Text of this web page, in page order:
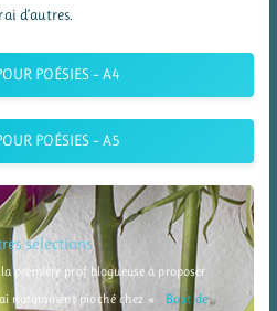
d’autres.
POÉSIES – A4
POÉSIES – A5
sélections
première prof blogueuse à proposer
notamment pioché chez «
Bout de